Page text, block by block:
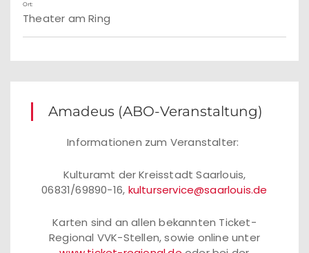
Ort:
Theater am Ring
Amadeus (ABO-Veranstaltung)
Informationen zum Veranstalter:
Kulturamt der Kreisstadt Saarlouis,
06831/69890-16, kulturservice@saarlouis.de
Karten sind an allen bekannten Ticket-
Regional VVK-Stellen, sowie online unter